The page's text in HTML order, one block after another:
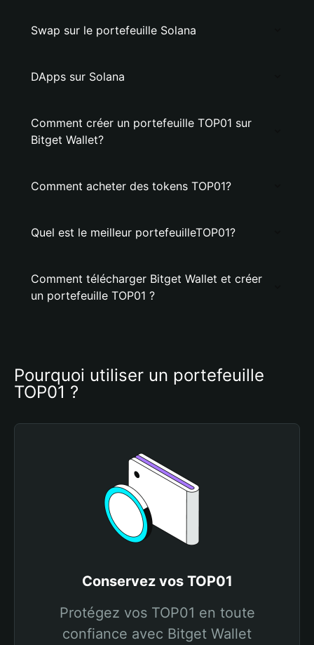
Swap sur le portefeuille Solana
DApps sur Solana
Comment créer un portefeuille TOP01 sur
Bitget Wallet?
Comment acheter des tokens TOP01?
Quel est le meilleur portefeuilleTOP01?
Comment télécharger Bitget Wallet et créer
un portefeuille TOP01 ?
Pourquoi utiliser un portefeuille
TOP01 ?
Conservez vos TOP01
Protégez vos TOP01 en toute
confiance avec Bitget Wallet